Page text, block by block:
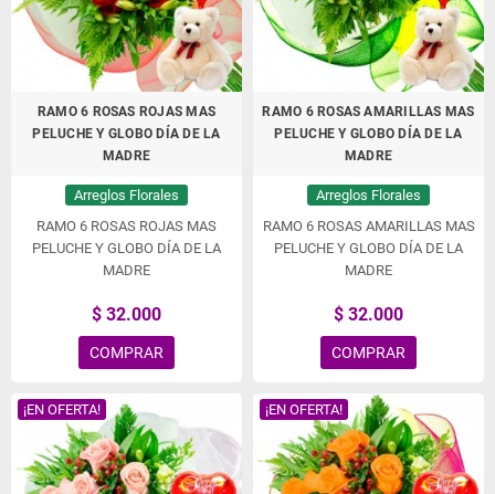
RAMO 6 ROSAS ROJAS MAS
PELUCHE Y GLOBO DÍA DE LA
MADRE
Arreglos Florales
RAMO 6 ROSAS ROJAS MAS
PELUCHE Y GLOBO DÍA DE LA
MADRE
$ 32.000
COMPRAR
RAMO 6 ROSAS AMARILLAS MAS
PELUCHE Y GLOBO DÍA DE LA
MADRE
Arreglos Florales
RAMO 6 ROSAS AMARILLAS MAS
PELUCHE Y GLOBO DÍA DE LA
MADRE
$ 32.000
COMPRAR
¡EN OFERTA! ¡EN OFERTA!